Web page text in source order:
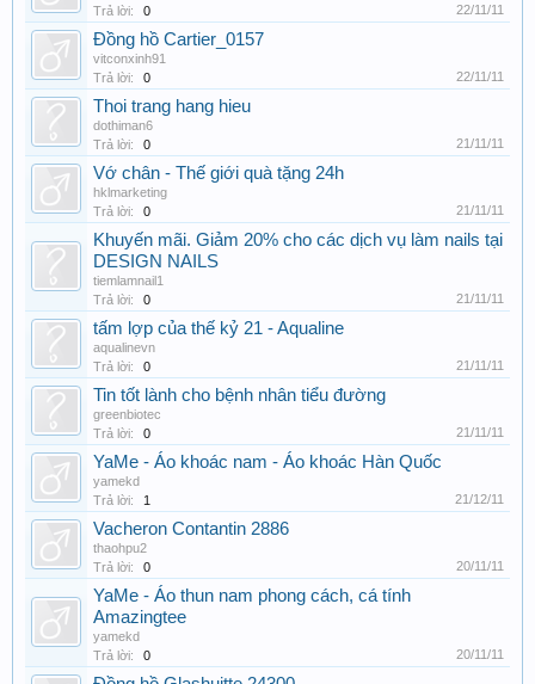
Trả lời:
0 22/11/11
Đồng hồ Cartier_0157
vitconxinh91
Trả lời:
0 22/11/11
Thoi trang hang hieu
dothiman6
Trả lời:
0 21/11/11
Vớ chân - Thế giới quà tặng 24h
hklmarketing
Trả lời:
0 21/11/11
Khuyến mãi. Giảm 20% cho các dịch vụ làm nails tại
DESIGN NAILS
tiemlamnail1
Trả lời:
0 21/11/11
tấm lợp của thế kỷ 21 - Aqualine
aqualinevn
Trả lời:
0 21/11/11
Tin tốt lành cho bệnh nhân tiểu đường
greenbiotec
Trả lời:
0 21/11/11
YaMe - Áo khoác nam - Áo khoác Hàn Quốc
yamekd
Trả lời:
1 21/12/11
Vacheron Contantin 2886
thaohpu2
Trả lời:
0 20/11/11
YaMe - Áo thun nam phong cách, cá tính
Amazingtee
yamekd
Trả lời:
0 20/11/11